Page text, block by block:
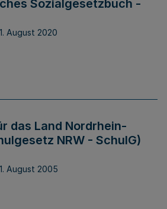
Sozialgesetzbuch -
August 2020
das Land Nordrhein-
NRW - SchulG)
August 2005